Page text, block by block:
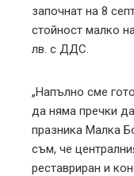
започнат на 8
стойност малко
лв. с ДДС.
„Напълно сме
да няма пречки
празника Малка
съм, че
реставриран и